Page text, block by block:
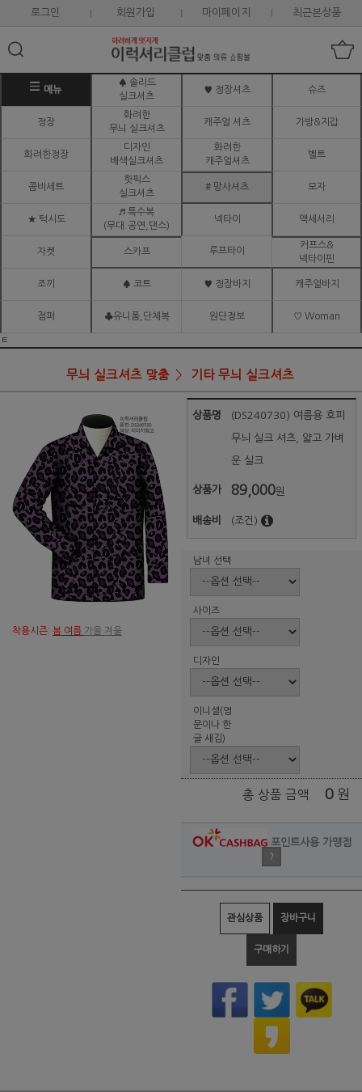
로그인 회원가입 마이페이지 최근본상품
메뉴
♠ 솔리드
실크셔츠
♥ 정장셔츠 슈즈
정장
화려한
무늬 실크셔츠
캐주얼 셔츠 가방&지갑
화려한정장
디자인
배색실크셔츠
화려한
캐주얼셔츠
벨트
콤비세트
핫픽스
실크셔츠
# 망사셔츠 모자
★ 턱시도
♬ 특수복
(무대.공연,댄스)
넥타이 액세서리
자켓 스카프 루프타이
커프스&
넥타이핀
조끼 ♠ 코트 ♥ 정장바지 캐주얼바지
점퍼 ♣유니폼,단체복 원단정보 ♡ Woman
ㅌ
무늬 실크셔츠 맞춤 기타 무늬 실크셔츠
착용시즌: 봄 여름 가을 겨울
상품명 (DS240730) 여름용 호피
무늬 실크 셔츠, 얇고 가벼
운 실크
상품가 89,000원
배송비 (조건)
남녀 선택
사이즈
디자인
이니셜(영
문이나 한
글 새김)
총 상품 금액 0 원
포인트사용 가맹점
?
관심상품 장바구니
구매하기